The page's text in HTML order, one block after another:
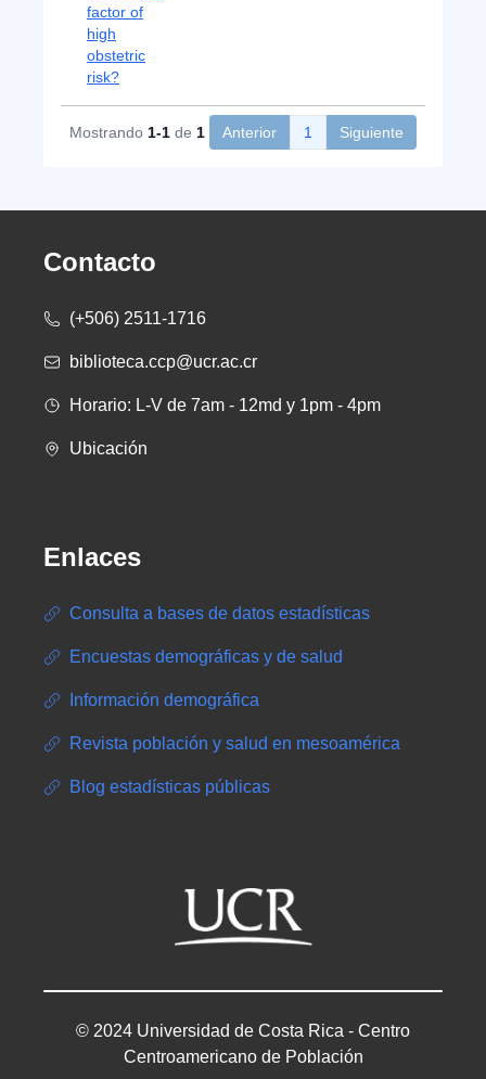
factor of
high
obstetric
risk?
Mostrando 1-1 de 1 Anterior 1 Siguiente
Contacto
(+506) 2511-1716
biblioteca.ccp@ucr.ac.cr
Horario: L-V de 7am - 12md y 1pm - 4pm
Ubicación
Enlaces
Consulta a bases de datos estadísticas
Encuestas demográficas y de salud
Información demográfica
Revista población y salud en mesoamérica
Blog estadísticas públicas
© 2024 Universidad de Costa Rica - Centro
Centroamericano de Población